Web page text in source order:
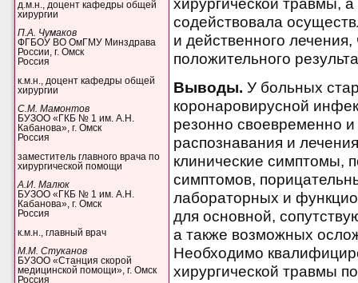
д.м.н., доцент кафедры общей
хирургии
П.А. Чумаков
ФГБОУ ВО ОмГМУ Минздрава
России, г. Омск
Россия
к.м.н., доцент кафедры общей
хирургии
С.М. Мамонтов
БУЗОО «ГКБ № 1 им. А.Н.
Кабанова», г. Омск
Россия
заместитель главного врача по
хирургической помощи
А.И. Малюк
БУЗОО «ГКБ № 1 им. А.Н.
Кабанова», г. Омск
Россия
к.м.н., главный врач
М.М. Стуканов
БУЗОО «Станция скорой
медицинской помощи», г. Омск
Россия
содействовала
и действенного
положительного
Выводы.У больных
коронаровирусной
резонно своевременно
распознавания и
клинические симптомы,
симптомов,
лабораторных и
для основной,
а также возможных
Необходимо
хирургической травмы